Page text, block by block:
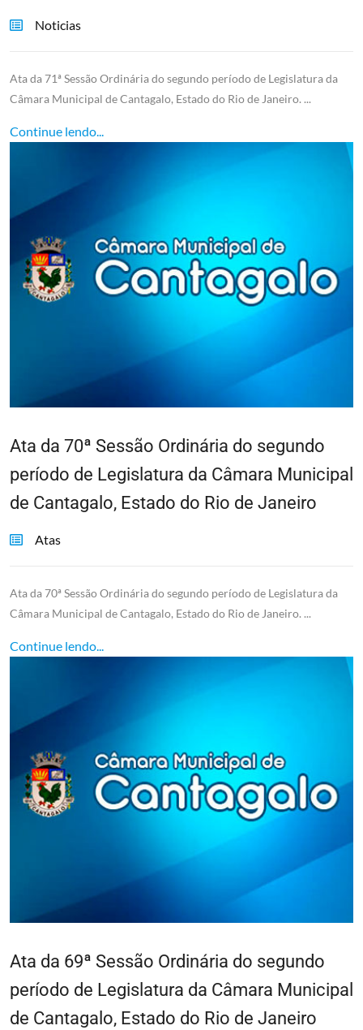
Noticias
Ata da 71ª Sessão Ordinária do segundo período de Legislatura da
Câmara Municipal de Cantagalo, Estado do Rio de Janeiro. ...
Continue lendo...
Ata da 70ª Sessão Ordinária do segundo
período de Legislatura da Câmara Municipal
de Cantagalo, Estado do Rio de Janeiro
Atas
Ata da 70ª Sessão Ordinária do segundo período de Legislatura da
Câmara Municipal de Cantagalo, Estado do Rio de Janeiro. ...
Continue lendo...
Ata da 69ª Sessão Ordinária do segundo
período de Legislatura da Câmara Municipal
de Cantagalo, Estado do Rio de Janeiro